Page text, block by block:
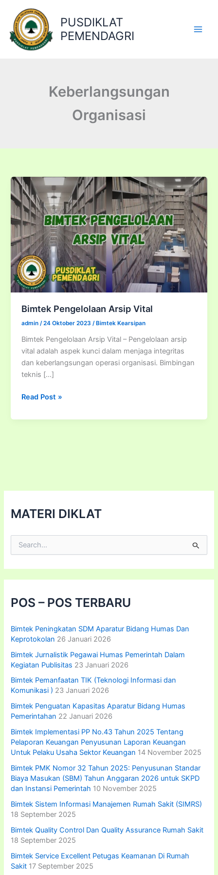
konten
PUSDIKLAT
PEMENDAGRI
Keberlangsungan
Organisasi
Bimtek Pengelolaan Arsip Vital
admin/24 Oktober 2023/ Bimtek Kearsipan
Bimtek Pengelolaan Arsip Vital – Pengelolaan arsip
vital adalah aspek kunci dalam menjaga integritas
dan keberlangsungan operasi organisasi. Bimbingan
teknis […]
Bimtek
Arsip
Read Post »
MATERI DIKLAT
i
u
t
u
:
POS – POS TERBARU
Bimtek Peningkatan SDM Aparatur Bidang Humas Dan
Keprotokolan 26 Januari 2026
Bimtek Jurnalistik Pegawai Humas Pemerintah Dalam
Kegiatan Publisitas 23 Januari 2026
Bimtek Pemanfaatan TIK (Teknologi Informasi dan
Komunikasi ) 23 Januari 2026
Bimtek Penguatan Kapasitas Aparatur Bidang Humas
Pemerintahan 22 Januari 2026
Bimtek Implementasi PP No.43 Tahun 2025 Tentang
Pelaporan Keuangan Penyusunan Laporan Keuangan
Untuk Pelaku Usaha Sektor Keuangan 14 November 2025
Bimtek PMK Nomor 32 Tahun 2025: Penyusunan Standar
Biaya Masukan (SBM) Tahun Anggaran 2026 untuk SKPD
dan Instansi Pemerintah 10 November 2025
Bimtek Sistem Informasi Manajemen Rumah Sakit (SIMRS)
18 September 2025
Bimtek Quality Control Dan Quality Assurance Rumah Sakit
18 September 2025
Bimtek Service Excellent Petugas Keamanan Di Rumah
Sakit 17 September 2025